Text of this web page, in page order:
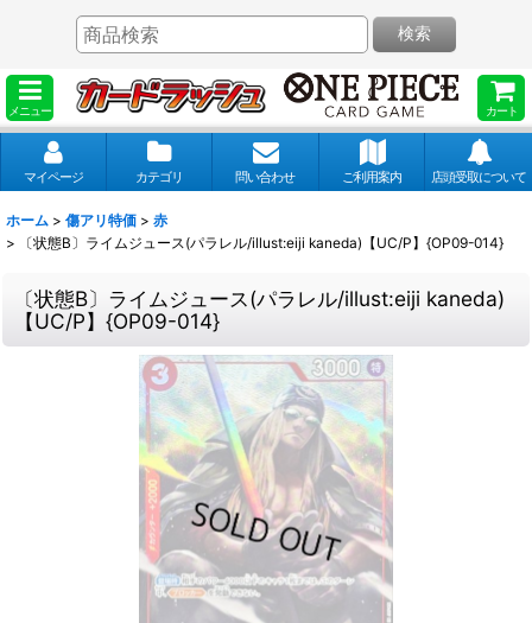
メニュー カート
検索
マイページ カテゴリ 問い合わせ ご利用案内 店頭受取について
ホーム > 傷アリ特価 > 赤
>
〔状態B〕ライムジュース(パラレル/illust:eiji kaneda)【UC/P】{OP09-014}
〔状態B〕ライムジュース(パラレル/illust:eiji kaneda)
【UC/P】{OP09-014}